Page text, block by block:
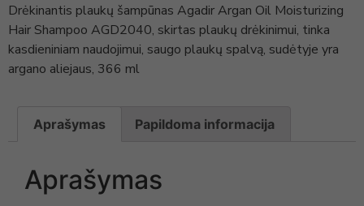
Drėkinantis plaukų šampūnas Agadir Argan Oil Moisturizing
Hair Shampoo AGD2040, skirtas plaukų drėkinimui, tinka
kasdieniniam naudojimui, saugo plaukų spalvą, sudėtyje yra
argano aliejaus, 366 ml
Aprašymas Papildoma informacija
Aprašymas